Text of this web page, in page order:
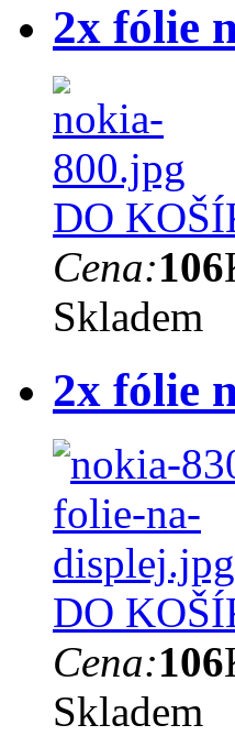
2x fólie
DO
Cena:106
Skladem
2x fólie
DO
Cena:106
Skladem